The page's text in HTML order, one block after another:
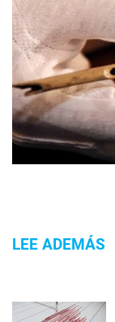
LEE ADEMÁS